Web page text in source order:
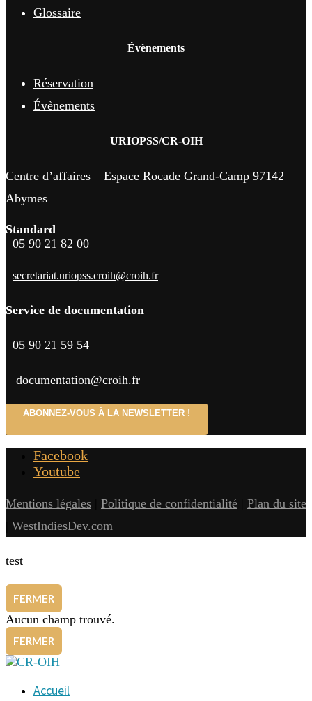
Glossaire
Évènements
Réservation
Évènements
URIOPSS/CR-OIH
Centre d’affaires – Espace Rocade Grand-Camp 97142
Abymes
Standard
05 90 21 82 00
secretariat.uriopss.croih@croih.fr
Service de documentation
05 90 21 59 54
documentation@croih.fr
ABONNEZ-VOUS À LA NEWSLETTER !
Facebook
Youtube
Mentions légales Politique de confidentialité
Plan du site
WestIndiesDev.com
test
FERMER
Aucun champ trouvé.
FERMER
Accueil